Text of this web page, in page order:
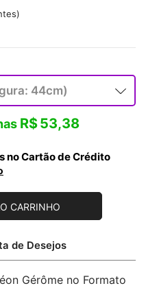
R$53,38
no Cartão de Crédito
CARRINHO
de Desejos
Gérôme no Formato